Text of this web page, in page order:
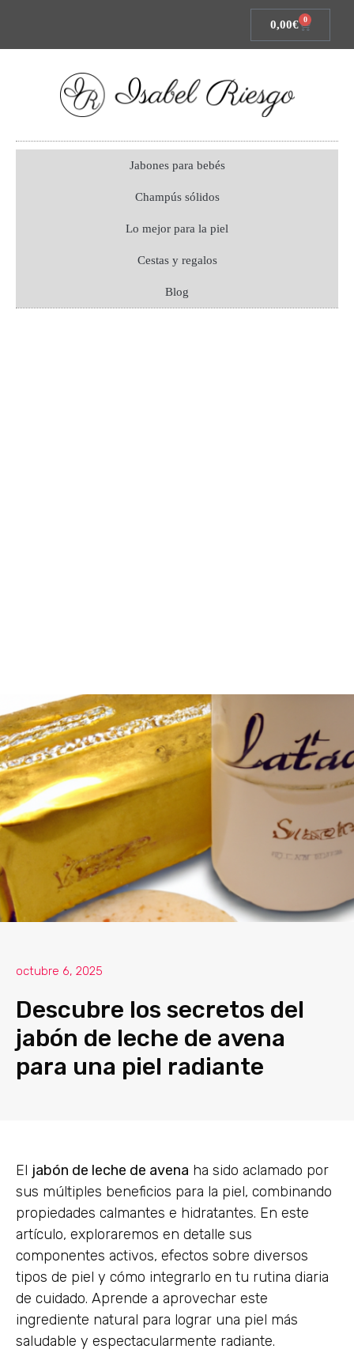
0,00€ 0
Jabones para bebés
Champús sólidos
Lo mejor para la piel
Cestas y regalos
Blog
octubre 6, 2025
Descubre los secretos del
jabón de leche de avena
para una piel radiante
El jabón de leche de avena ha sido aclamado por
sus múltiples beneficios para la piel, combinando
propiedades calmantes e hidratantes. En este
artículo, exploraremos en detalle sus
componentes activos, efectos sobre diversos
tipos de piel y cómo integrarlo en tu rutina diaria
de cuidado. Aprende a aprovechar este
ingrediente natural para lograr una piel más
saludable y espectacularmente radiante.